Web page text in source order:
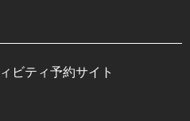
ビティ予約サイト